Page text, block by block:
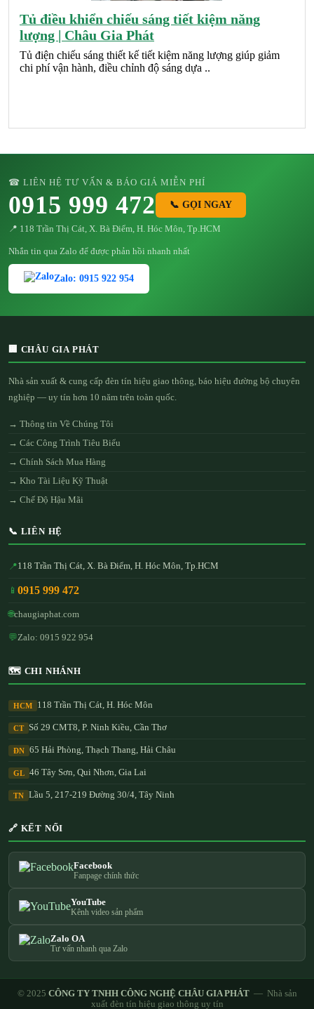
Tủ điều khiển chiếu sáng tiết kiệm năng
lượng | Châu Gia Phát
Tủ điện chiếu sáng thiết kế tiết kiệm năng lượng giúp giảm
chi phí vận hành, điều chỉnh độ sáng dựa ..
☎ LIÊN HỆ TƯ VẤN & BÁO GIÁ MIỄN PHÍ
0915 999 472 📞 GỌI NGAY
📍 118 Trần Thị Cát, X. Bà Điểm, H. Hóc Môn, Tp.HCM
Nhắn tin qua Zalo để được phản hồi nhanh nhất
Zalo: 0915 922 954
🏢 CHÂU GIA PHÁT
Nhà sản xuất & cung cấp đèn tín hiệu giao thông, báo hiệu đường bộ chuyên
nghiệp — uy tín hơn 10 năm trên toàn quốc.
→ Thông tin Về Chúng Tôi
→ Các Công Trình Tiêu Biểu
→ Chính Sách Mua Hàng
→ Kho Tài Liệu Kỹ Thuật
→ Chế Độ Hậu Mãi
📞 LIÊN HỆ
📍118 Trần Thị Cát, X. Bà Điểm, H. Hóc Môn, Tp.HCM
📱 0915 999 472
🌐chaugiaphat.com
💬Zalo: 0915 922 954
🗺️ CHI NHÁNH
HCM 118 Trần Thị Cát, H. Hóc Môn
CT Số 29 CMT8, P. Ninh Kiều, Cần Thơ
ĐN 65 Hải Phòng, Thạch Thang, Hải Châu
GL 46 Tây Sơn, Qui Nhơn, Gia Lai
TN Lầu 5, 217-219 Đường 30/4, Tây Ninh
🔗 KẾT NỐI
Facebook
Fanpage chính thức
YouTube
Kênh video sản phẩm
Zalo OA
Tư vấn nhanh qua Zalo
© 2025 CÔNG TY TNHH CÔNG NGHỆ CHÂU GIA PHÁT— Nhà sản
xuất đèn tín hiệu giao thông uy tín